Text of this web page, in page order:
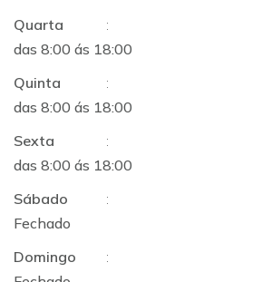
Quarta
:
das 8:00 ás 18:00
Quinta
:
das 8:00 ás 18:00
Sexta
:
das 8:00 ás 18:00
Sábado
:
Fechado
Domingo
: